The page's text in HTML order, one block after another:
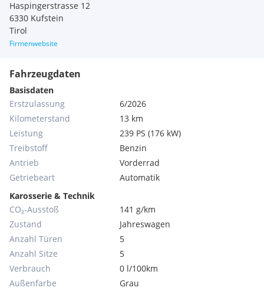
Haspingerstrasse 12
6330 Kufstein
Tirol
Firmenwebsite
Fahrzeugdaten
Basisdaten
Erstzulassung
6/2026
Kilometerstand
13 km
Leistung
239 PS (176 kW)
Treibstoff
Benzin
Antrieb
Vorderrad
Getriebeart
Automatik
Karosserie & Technik
CO₂-Ausstoß
141 g/km
Zustand
Jahreswagen
Anzahl Türen
5
Anzahl Sitze
5
Verbrauch
0 l/100km
Außenfarbe
Grau